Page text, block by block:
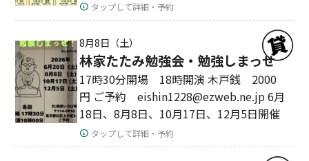
タップして詳細・予約
8月8日（土）
林家たたみ勉強会・勉強しまっせ
17時30分開場 18時開演 木戸銭 2000
円 ご予約 eishin1228@ezweb.ne.jp 6月
18日、8月8日、10月17日、12月5日開催
タップして詳細・予約